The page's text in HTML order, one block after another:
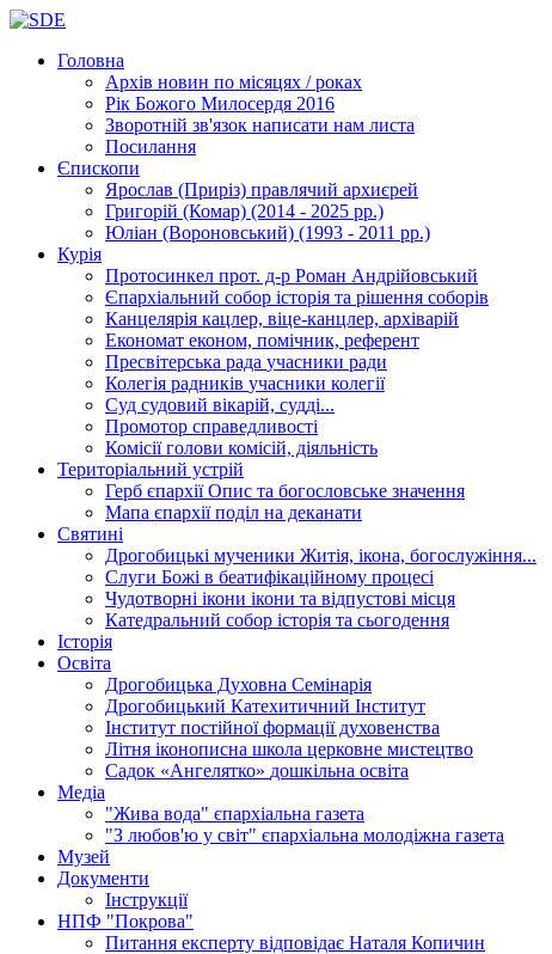
Головна
Архів новин по місяцях / роках
Рік Божого Милосердя 2016
Зворотній зв'язок написати нам листа
Посилання
Єпископи
Ярослав (Приріз) правлячий архиєрей
Григорій (Комар) (2014 - 2025 рр.)
Юліан (Вороновський) (1993 - 2011 рр.)
Курія
Протосинкел прот. д-р Роман Андрійовський
Єпархіальний собор історія та рішення соборів
Канцелярія кацлер, віце-канцлер, архіварій
Економат економ, помічник, референт
Пресвітерська рада учасники ради
Колегія радників учасники колегії
Суд судовий вікарій, судді...
Промотор справедливості
Комісіїголови комісій, діяльність
Територіальний устрій
Герб єпархіїОпис та богословське значення
Мапа єпархіїподіл на деканати
Святині
Дрогобицькі мученики Житія, ікона, богослужіння...
Слуги Божі в беатифікаційному процесі
Чудотворні ікони ікони та відпустові місця
Катедральний собор історія та сьогодення
Історія
Освіта
Дрогобицька Духовна Семінарія
Дрогобицький Катехитичний Інститут
Інститут постійної формації духовенства
Літня іконописна школа церковне мистецтво
Садок «Ангелятко» дошкільна освіта
Медіа
"Жива вода" єпархіальна газета
"З любов'ю у світ" єпархіальна молодіжна газета
Музей
Документи
Інструкції
НПФ "Покрова"
Питання експерту відповідає Наталя Копичин